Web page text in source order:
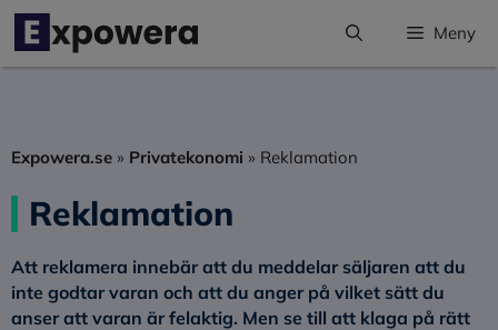
Hoppa
innehåll
Meny
Expowera.se » Privatekonomi » Reklamation
Reklamation
Att reklamera innebär att du meddelar säljaren att du
inte godtar varan och att du anger på vilket sätt du
anser att varan är felaktig. Men se till att klaga på rätt